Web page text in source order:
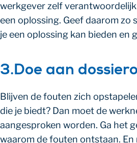
werkgever zelf
een oplossing. Geef daarom zo
je een oplossing kan bieden en
3.Doe aan
Blijven de fouten zich
die je biedt? Dan moet de
aangesproken worden. Ga het
waarom de fouten ontstaan.